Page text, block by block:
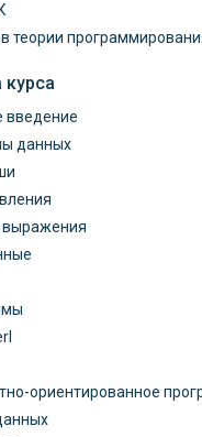
теории
введение
данных
выражения
ориентированное